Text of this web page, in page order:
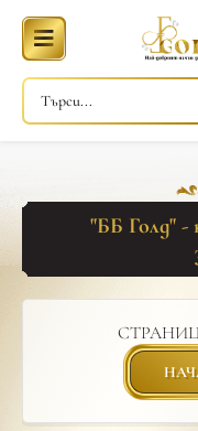
"ББ Голд" -